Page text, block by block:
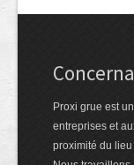
Proxi grue est
entreprises et
proximité du